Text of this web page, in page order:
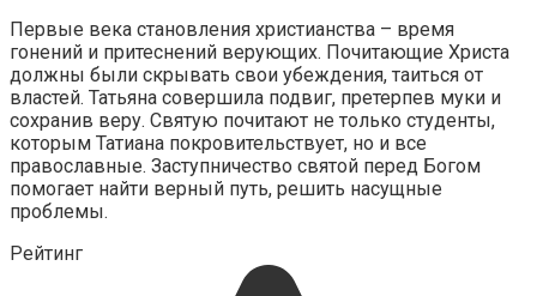
Первые века становления христианства – время
гонений и притеснений верующих. Почитающие Христа
должны были скрывать свои убеждения, таиться от
властей. Татьяна совершила подвиг, претерпев муки и
сохранив веру. Святую почитают не только студенты,
которым Татиана покровительствует, но и все
православные. Заступничество святой перед Богом
помогает найти верный путь, решить насущные
проблемы.
Рейтинг